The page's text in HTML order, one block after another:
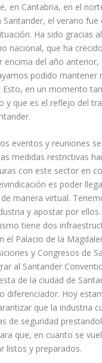
en Cantabria, en el
el verano fue
Ha sido gracias
nacional, que ha
encima del año anterior,
podido mantener
Esto, en un momento
y que es el reflejo del
eventos y reuniones
medidas restrictivas
con este sector en
es poder
manera virtual.
y apostar por
tiene dos
el Palacio de la
y Congresos de
al Santander
de la ciudad de
diferenciador. Hoy
que la industria
de seguridad
que, en cuanto se
listos y preparados.